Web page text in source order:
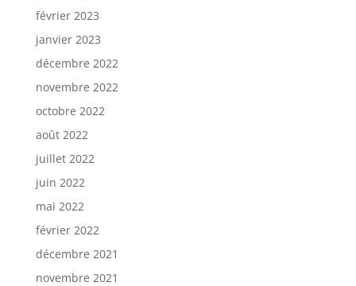
février 2023
janvier 2023
décembre 2022
novembre 2022
octobre 2022
août 2022
juillet 2022
juin 2022
mai 2022
février 2022
décembre 2021
novembre 2021